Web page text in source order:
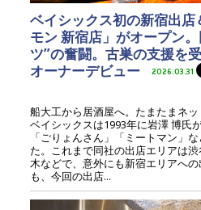
ベイシックス初の新宿出
モン 新宿店」がオープン
ツ”の奮闘。古巣の支援を
オーナーデビュー
2026.03.31
船大工から居酒屋へ。たまたまネ
ベイシックスは1993年に岩澤 博氏
「ごりょんさん」「ミートマン」
た。これまで同社の出店エリアは
木などで、意外にも新宿エリアへ
も、今回の出店...